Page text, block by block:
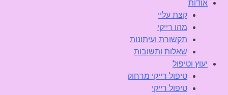
אודות
קצת עליי
מהו רייקי
תקשורת ועיתונות
שאלות ותשובות
יעוץ וטיפול
טיפול רייקי מרחוק
טיפול רייקי